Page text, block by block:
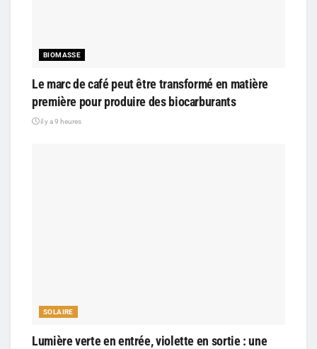
BIOMASSE
Le marc de café peut être transformé en matière
première pour produire des biocarburants
il y a 9 heures
SOLAIRE
Lumière verte en entrée, violette en sortie : une